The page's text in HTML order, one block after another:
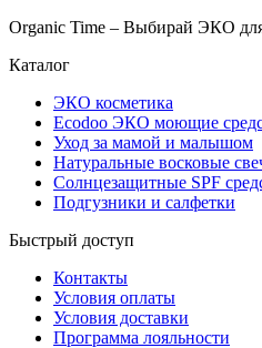
Organic Time – Выбирай ЭКО
Каталог
ЭКО косметика
Ecodoo ЭКО моющие
Уход за мамой и малышом
Натуральные восковые
Солнцезащитные SPF
Подгузники и салфетки
Быстрый доступ
Контакты
Условия оплаты
Условия доставки
Программа лояльности